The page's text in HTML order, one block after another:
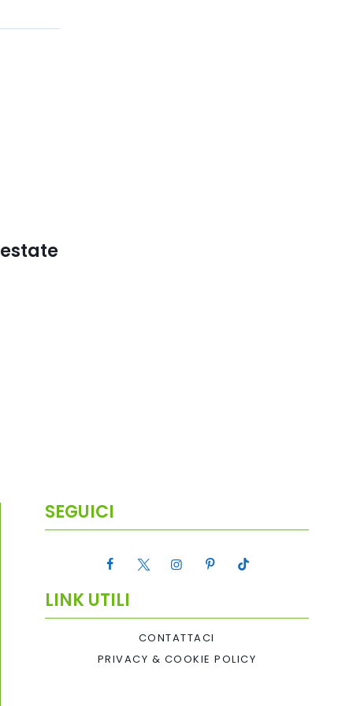
SEGUICI
LINK UTILI
CONTATTACI
PRIVACY & COOKIE POLICY